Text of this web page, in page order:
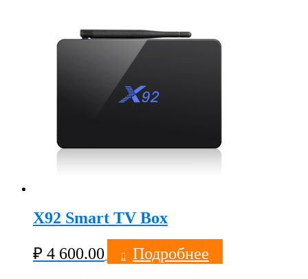
X92 Smart TV Box
₽ 4 600.00 Подробнее